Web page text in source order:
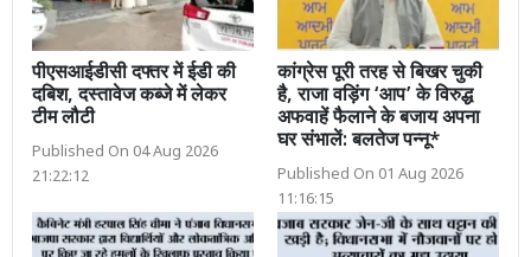
पीएसआईडीसी दफ्तर में ईडी की
दबिश, दस्तावेज कब्जे में लेकर
टीम लौटी
Published On 04 Aug 2026
21:22:12
कांग्रेस पूरी तरह से बिखर चुकी
है, राजा वड़िंग ‘आप’ के विरुद्ध
अफवाहें फैलाने के बजाय अपना
घर संभालें: बलतेज पन्नू*
Published On 01 Aug 2026
11:16:15